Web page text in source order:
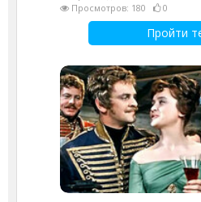
Просмотров: 180
0
Пройти